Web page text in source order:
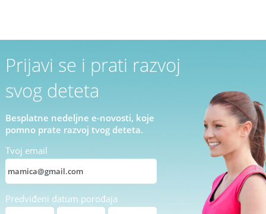
Prijavi se i prati razvoj
svog deteta
Besplatne nedeljne e-novosti, koje
pomno prate razvoj tvog deteta.
Tvoj email
Predviđeni datum porođaja